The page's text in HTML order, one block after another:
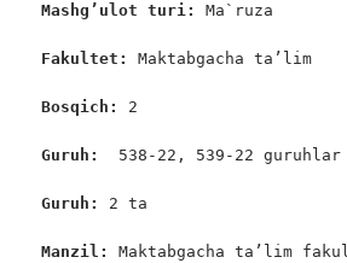
Mashg’ulot turi: Ma`ruza
Fakultet: Maktabgacha ta’lim
Bosqich: 2
Guruh: 538-22, 539-22
Guruh: 2 ta
Manzil: Maktabgacha ta’lim